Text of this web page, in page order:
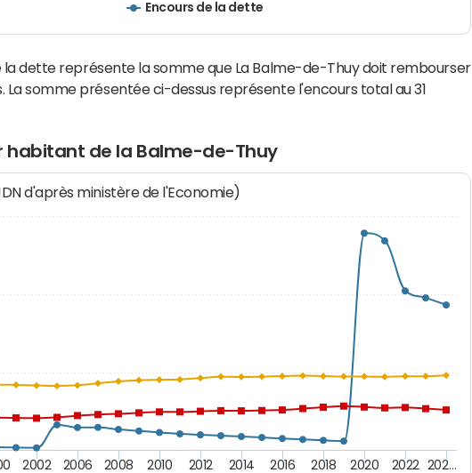
Encours de la dette
la dette représente la somme que La Balme-de-Thuy doit rembourser
La somme présentée ci-dessus représente l'encours total au 31
habitant de la Balme-de-Thuy
d'après ministère de l'Economie)
2002 2006 2008 2010 2012 2014 2016 2018 2020 2022 202…